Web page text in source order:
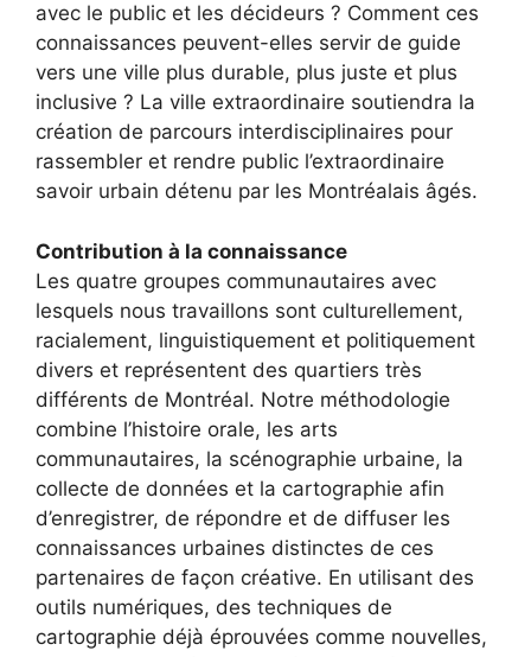
avec le public et les décideurs ? Comment ces
connaissances peuvent-elles servir de guide
vers une ville plus durable, plus juste et plus
inclusive ? La ville extraordinaire soutiendra la
création de parcours interdisciplinaires pour
rassembler et rendre public l’extraordinaire
savoir urbain détenu par les Montréalais âgés.
Contribution à la connaissance
Les quatre groupes communautaires avec
lesquels nous travaillons sont culturellement,
racialement, linguistiquement et politiquement
divers et représentent des quartiers très
différents de Montréal. Notre méthodologie
combine l’histoire orale, les arts
communautaires, la scénographie urbaine, la
collecte de données et la cartographie afin
d’enregistrer, de répondre et de diffuser les
connaissances urbaines distinctes de ces
partenaires de façon créative. En utilisant des
outils numériques, des techniques de
cartographie déjà éprouvées comme nouvelles,